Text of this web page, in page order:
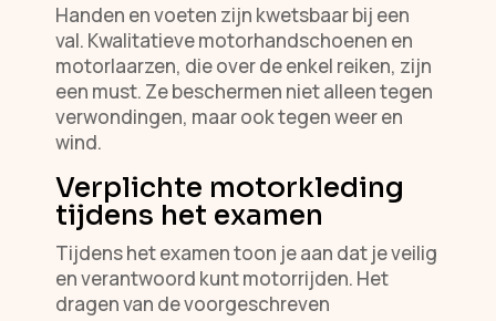
Handen en voeten zijn kwetsbaar bij een
val. Kwalitatieve motorhandschoenen en
motorlaarzen, die over de enkel reiken, zijn
een must. Ze beschermen niet alleen tegen
verwondingen, maar ook tegen weer en
wind.
Verplichte motorkleding
tijdens het examen
Tijdens het examen toon je aan dat je veilig
en verantwoord kunt motorrijden. Het
dragen van de voorgeschreven